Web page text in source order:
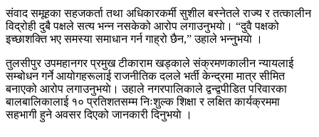
संवाद समूहका सहजकर्ता तथा अधिकारकर्मी सुशील बस्नेतले राज्य र तत्कालीन
विद्रोही दुबै पक्षले सत्य भन्न नसकेको आरोप लगाउनुभयाे। “दुवै पक्षको
इच्छाशक्ति भए समस्या समाधान गर्न गाह्रो छैन,” उहाले भन्नु्भयाे ।
तुलसीपुर उपमहानगर प्रमुख टीकाराम खड्काले संक्रमणकालीन न्यायलाई
सम्बोधन गर्ने आयोगहरूलाई राजनीतिक दलले भर्ती केन्द्रमा मात्र सीमित
बनाएको आरोप लगाउनुभयाे। उहाले नगरपालिकाले द्वन्द्वपीडित परिवारका
बालबालिकालाई १० प्रतिशतसम्म निःशुल्क शिक्षा र लक्षित कार्यक्रममा
सहभागी हुने अवसर दिएको जानकारी दिनुभयाे ।